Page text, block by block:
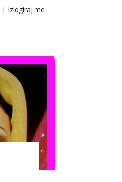
| Izlogiraj me